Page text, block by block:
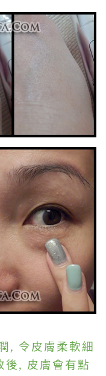
, 令皮膚柔軟細
後, 皮膚會有點